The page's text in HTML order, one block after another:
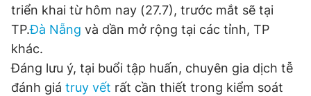
triển khai từ hôm nay (27.7), trước mắt sẽ tại
TP.Đà Nẵng và dần mở rộng tại các tỉnh, TP
khác.
Đáng lưu ý, tại buổi tập huấn, chuyên gia dịch tễ
đánh giá truy vết rất cần thiết trong kiểm soát